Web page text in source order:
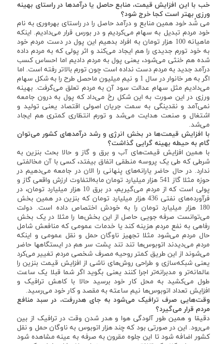
خب با این افزایش قیمت، منابع حاصل یا درآمد‌ها در راستای بهینه
ورزی بهتر است کجا خرج شود؟
می شُد خود همین منابع و درآمد حاصل را در راستای بهره‌وری به نام
خود مردم تبدیل به سهام می‌کردیم و در بورس قرار می‌دادیم. اینکه
ماهیانه 100 هزار تومان به افراد بدهیم این پول در دست مردم خود
به خود تورم جدیدی را هم ایجاد می‌کند و اثر پولی که به مردم داده
شده هم خنثی می‌شود، یعنی پول به مردم دادیم اما احساس کسب
درآمد جدید به مردم دست نداده است چون تورم بالاتر رفته است. اما
اگر به هر خانوار در سال 1 و نیم میلیون ماحصل طرح را به شکل سهام
می‌دادیم مثل سهام عدالت سود آن به مردم تعلق می‌گرفت. بهینه
ورزی در این صورت به این شکل رخ می‌داد که پول به درون جامعه
نمی‌آمد و نقدینگی به سمت جریان اصولی اقتصاد یعنی تولید و
اشتغال و صنعت هدایت می‌شد و تورم انتظاری کمتری هم ایجاد
می‌شد.
با افزایش قیمت‌ها در بخش انرژی و رشد درآمد‌های کشور می‌توان
گام به حیطه بهینه گرایی گذاشت؟
با همین افزایش قیمت‌های آب و برق و گاز و حالا بحث بنزین به
شرطی که طی یک پروسه منطقی اتفاق بیفتد، کسی با آن مخالفتی
ندارد. در حال حاضر یارانه‌های پنهانی را الان در جامعه می‌دهیم در
حوزه مثلا گاز 541 هزار میلیارد تومان مابه‌التفاوت ارزش واقعی گاز و
پولی است که از مردم می‌گیریم، در برق 10 هزار میلیارد تومان، در
فرآورده‌های نفتی 436 هزار میلیارد تومان که بنزین در همین بخش
180 هزار میلیارد تومان را به خودش اختصاص داده است. دولت
می‌توانست صرفه جویی حاصل از این بخش‌ها را مثلا در یک بخش
رفاهی به نفع مردم هزینه کند یا خدمات عمومی که منافعش شامل
حال مردم می‌شود مثلا تجهیز ناوگان حمل و نقل عمومی و اینکه
مردم می‌دیدند اتوبوس‌ها تند تند پشت سر هم در ایستگاهها حاضر
می‌شوند از این طریق کمتر روحیه مصرف شخصی مردم تغییر می‌کرد
یعنی شبکه‌سازی و طراحی روش‌های ناشی از افزایش قیمت بنزین را
عالمانه‌تر و مدبرانه‌تر اجرا کنند یعنی بگوید اگر شما قبلا یک ساعت
طول می‌کشید به محل کار خود برسید حالا با کاهش ترافیک و
افزایش تعداد اتوبوس‌ها نیم ساعته به مقصد و کار خود می‌رسید.
وقت‌هایی صرف ترافیک می‌شود به جای هدررفت، در سبد منافع
مردم قرار می‌گیرد؟
دقیقا و همین طور آلودگی هوا و هدر شدن وقت در ترافیک از بین
می‌رود. این در صورتی بود که چند هزار اتوبوس به ناوگان حمل و نقل
کشور اضافه شود تا این جلوه مقرون به صرفه به عینه مشاهده شود